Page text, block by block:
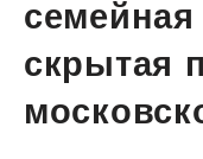
семейная
скрытая